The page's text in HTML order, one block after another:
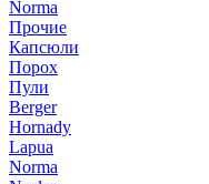
Norma
Прочие
Капсюли
Порох
Пули
Berger
Hornady
Lapua
Norma